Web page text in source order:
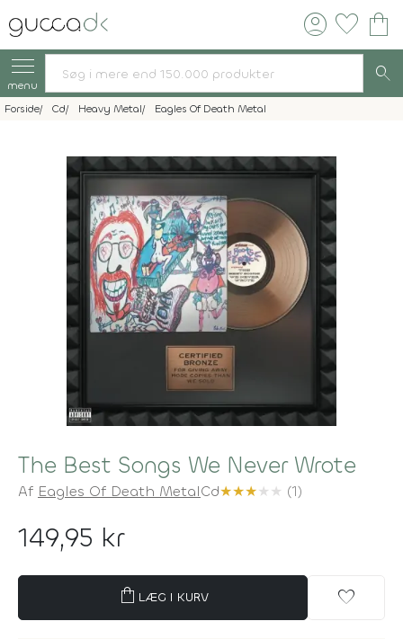
account_circle favorite shopping_bag
menu search
Forside Cd Heavy Metal Eagles Of Death Metal
The Best Songs We Never Wrote
Af Eagles Of Death MetalCd★★★★★ (1)
149,95 kr
shopping_bag LÆG I KURV favorite